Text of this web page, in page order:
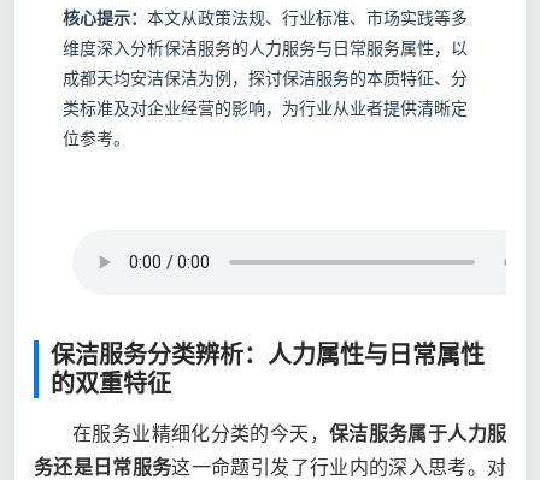
核心提示： 本文从政策法规、行业标准、市场实践等多
维度深入分析保洁服务的人力服务与日常服务属性，以
成都天均安洁保洁为例，探讨保洁服务的本质特征、分
类标准及对企业经营的影响，为行业从业者提供清晰定
位参考。
保洁服务分类辨析：人力属性与日常属性
的双重特征
在服务业精细化分类的今天， 保洁服务属于人力服
务还是日常服务这一命题引发了行业内的深入思考。对